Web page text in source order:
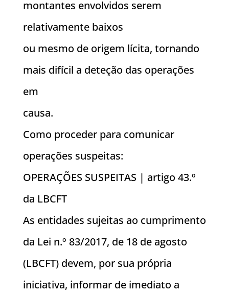
montantes envolvidos serem
relativamente baixos
ou mesmo de origem lícita, tornando
mais difícil a deteção das operações
em
causa.
Como proceder para comunicar
operações suspeitas:
OPERAÇÕES SUSPEITAS | artigo 43.º
da LBCFT
As entidades sujeitas ao cumprimento
da Lei n.º 83/2017, de 18 de agosto
(LBCFT) devem, por sua própria
iniciativa, informar de imediato a